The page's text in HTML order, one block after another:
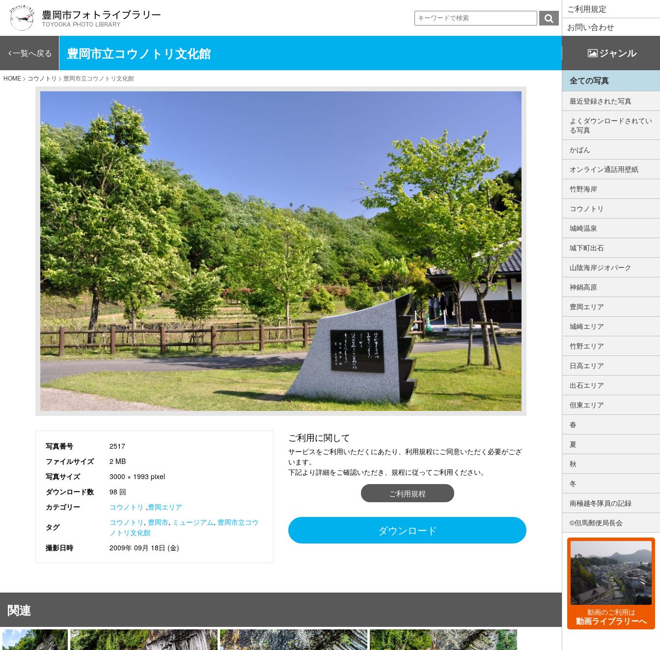
ご利用規定
お問い合わせ
一覧へ戻る 豊岡市立コウノトリ文化館 ジャンル
HOME > コウノトリ > 豊岡市立コウノトリ文化館
写真番号
2517
ファイルサイズ
2 MB
写真サイズ
3000 × 1993 pixel
ダウンロード数
98 回
カテゴリー
コウノトリ ,豊岡エリア
タグ コウノトリ , 豊岡市, ミュージアム, 豊岡市立コウ
ノトリ文化館
撮影日時
2009年 09月 18日 (金)
ご利用に関して
サービスをご利用いただくにあたり、利用規程にご同意いただく必要がござ
います。
下記より詳細をご確認いただき、規程に従ってご利用ください。
ご利用規程
ダウンロード
関連
全ての写真
最近登録された写真
よくダウンロードされてい
る写真
かばん
オンライン通話用壁紙
竹野海岸
コウノトリ
城崎温泉
城下町出石
山陰海岸ジオパーク
神鍋高原
豊岡エリア
城崎エリア
竹野エリア
日高エリア
出石エリア
但東エリア
春
夏
秋
冬
南極越冬隊員の記録
©但馬郵便局長会
動画のご利用は
動画ライブラリーへ